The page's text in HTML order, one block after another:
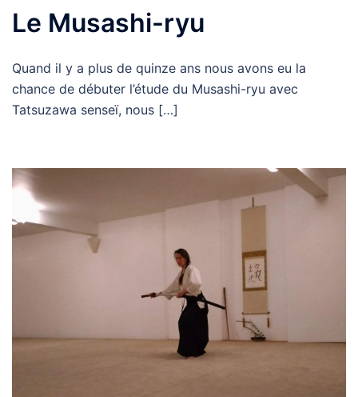
Le Musashi-ryu
Quand il y a plus de quinze ans nous avons eu la
chance de débuter l’étude du Musashi-ryu avec
Tatsuzawa senseï, nous […]